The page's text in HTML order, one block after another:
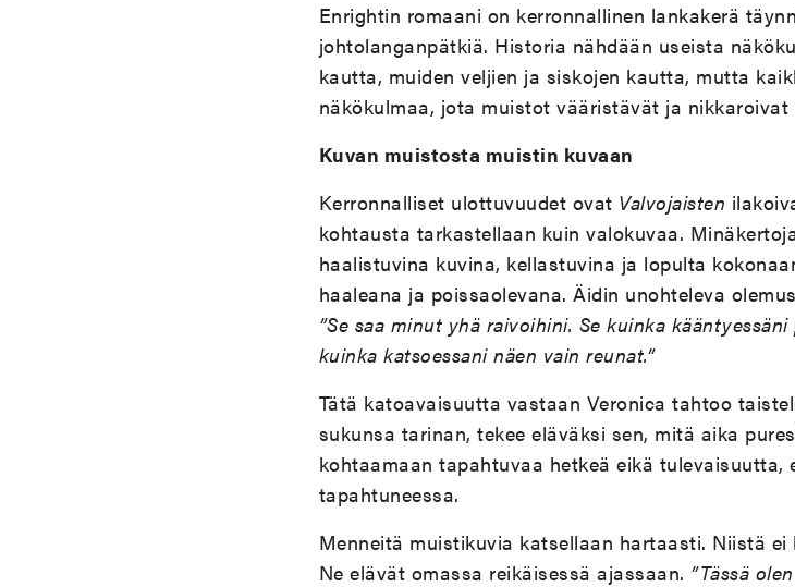
Enrightin romaani on kerronnallinen lankakerä
johtolanganpätkiä. Historia nähdään useista
kautta, muiden veljien ja siskojen kautta, mutta
näkökulmaa, jota muistot vääristävät ja nikkaroivat
Kuvan muistosta muistin kuvaan
Kerronnalliset ulottuvuudet ovat Valvojaisten
kohtausta tarkastellaan kuin valokuvaa.
haalistuvina kuvina, kellastuvina ja lopulta
haaleana ja poissaolevana. Äidin unohteleva
”Se saa minut yhä raivoihini. Se kuinka
kuinka katsoessani näen vain reunat.”
Tätä katoavaisuutta vastaan Veronica tahtoo
sukunsa tarinan, tekee eläväksi sen, mitä aika
kohtaamaan tapahtuvaa hetkeä eikä tulevaisuutta,
tapahtuneessa.
Menneitä muistikuvia katsellaan hartaasti. Niistä
Ne elävät omassa reikäisessä ajassaan. ”Tässä